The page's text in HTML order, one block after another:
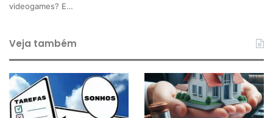
videogames? E…
Veja também